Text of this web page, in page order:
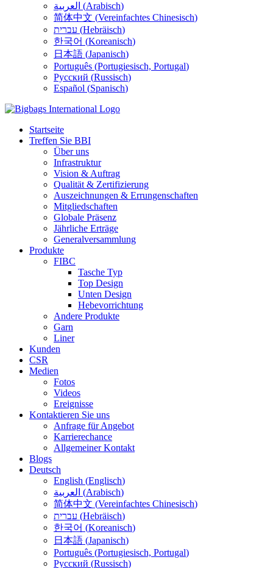
العربية (Arabisch)
简体中文 (Vereinfachtes Chinesisch)
עברית (Hebräisch)
한국어 (Koreanisch)
日本語 (Japanisch)
Português (Portugiesisch, Portugal)
Русский (Russisch)
Español (Spanisch)
Startseite
Treffen Sie BBI
Über uns
Infrastruktur
Vision & Auftrag
Qualität & Zertifizierung
Auszeichnungen & Errungenschaften
Mitgliedschaften
Globale Präsenz
Jährliche Erträge
Generalversammlung
Produkte
FIBC
Tasche Typ
Top Design
Unten Design
Hebevorrichtung
Andere Produkte
Garn
Liner
Kunden
CSR
Medien
Fotos
Videos
Ereignisse
Kontaktieren Sie uns
Anfrage für Angebot
Karrierechance
Allgemeiner Kontakt
Blogs
Deutsch
English (Englisch)
العربية (Arabisch)
简体中文 (Vereinfachtes Chinesisch)
עברית (Hebräisch)
한국어 (Koreanisch)
日本語 (Japanisch)
Português (Portugiesisch, Portugal)
Русский (Russisch)